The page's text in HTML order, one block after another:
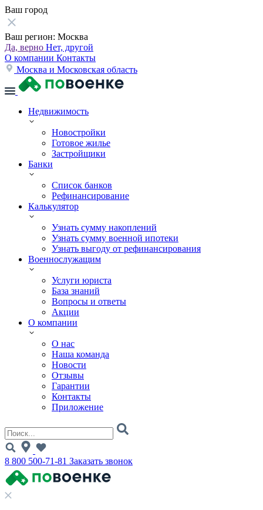
Ваш город
Ваш регион: Москва
Да, верно Нет, другой
О компании Контакты
Москва и Московская область
Недвижимость
Новостройки
Готовое жилье
Застройщики
Банки
Список банков
Рефинансирование
Калькулятор
Узнать сумму накоплений
Узнать сумму военной ипотеки
Узнать выгоду от рефинансирования
Военнослужащим
Услуги юриста
База знаний
Вопросы и ответы
Акции
О компании
О нас
Наша команда
Новости
Отзывы
Гарантии
Контакты
Приложение
8 800 500-71-81 Заказать звонок